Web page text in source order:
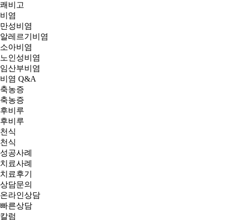
쾌비고
비염
만성비염
알레르기비염
소아비염
노인성비염
임산부비염
비염 Q&A
축농증
축농증
후비루
후비루
천식
천식
성공사례
치료사례
치료후기
상담문의
온라인상담
빠른상담
칼럼